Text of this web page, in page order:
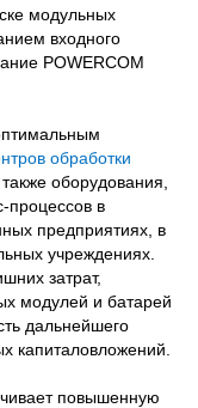
модульных
входного
POWERCOM
обработки
оборудования,
процессов в
предприятиях, в
учреждениях.
затрат,
модулей и батарей
дальнейшего
капиталовложений.
повышенную